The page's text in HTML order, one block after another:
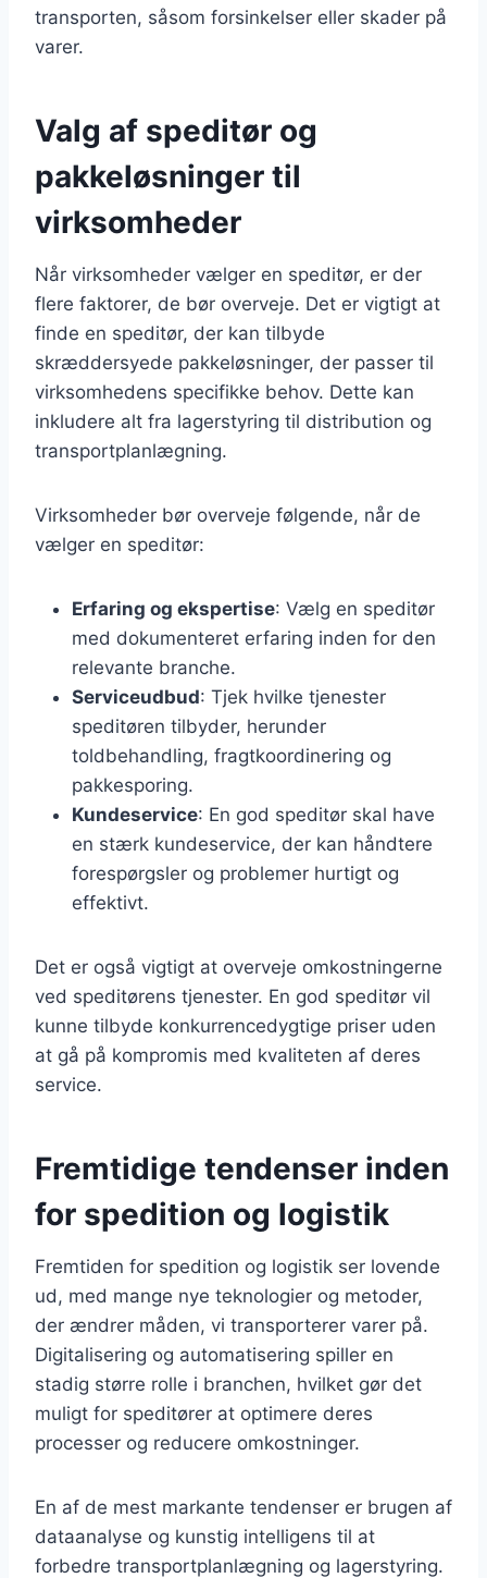
transporten, såsom forsinkelser eller skader på
varer.
Valg af speditør og
pakkeløsninger til
virksomheder
Når virksomheder vælger en speditør, er der
flere faktorer, de bør overveje. Det er vigtigt at
finde en speditør, der kan tilbyde
skræddersyede pakkeløsninger, der passer til
virksomhedens specifikke behov. Dette kan
inkludere alt fra lagerstyring til distribution og
transportplanlægning.
Virksomheder bør overveje følgende, når de
vælger en speditør:
Erfaring og ekspertise: Vælg en speditør
med dokumenteret erfaring inden for den
relevante branche.
Serviceudbud: Tjek hvilke tjenester
speditøren tilbyder, herunder
toldbehandling, fragtkoordinering og
pakkesporing.
Kundeservice: En god speditør skal have
en stærk kundeservice, der kan håndtere
forespørgsler og problemer hurtigt og
effektivt.
Det er også vigtigt at overveje omkostningerne
ved speditørens tjenester. En god speditør vil
kunne tilbyde konkurrencedygtige priser uden
at gå på kompromis med kvaliteten af deres
service.
Fremtidige tendenser inden
for spedition og logistik
Fremtiden for spedition og logistik ser lovende
ud, med mange nye teknologier og metoder,
der ændrer måden, vi transporterer varer på.
Digitalisering og automatisering spiller en
stadig større rolle i branchen, hvilket gør det
muligt for speditører at optimere deres
processer og reducere omkostninger.
En af de mest markante tendenser er brugen af
dataanalyse og kunstig intelligens til at
forbedre transportplanlægning og lagerstyring.